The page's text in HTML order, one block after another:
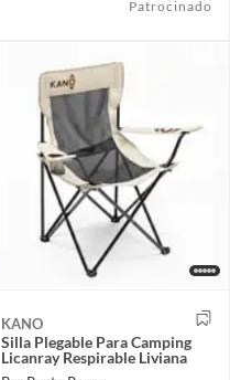
Patrocinado
KANO
Silla Plegable Para Camping
Licanray Respirable Liviana